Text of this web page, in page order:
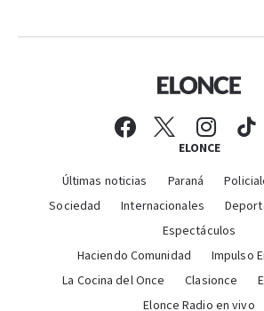
ELONCE
Últimas noticias Paraná
Sociedad
Internacionales
Espectáculos
Haciendo Comunidad
Impulso
La Cocina del Once
Clasionce
Elonce Radio en vivo